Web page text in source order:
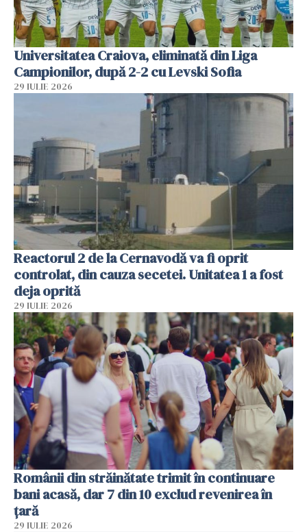
Universitatea Craiova, eliminată din Liga
Campionilor, după 2-2 cu Levski Sofia
29 IULIE 2026
Reactorul 2 de la Cernavodă va fi oprit
controlat, din cauza secetei. Unitatea 1 a fost
deja oprită
29 IULIE 2026
Românii din străinătate trimit în continuare
bani acasă, dar 7 din 10 exclud revenirea în
țară
29 IULIE 2026